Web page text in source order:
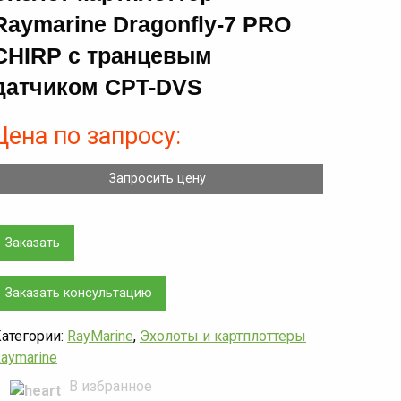
Dragonfly-7 PRO
с транцевым
CPT-DVS
по запросу:
Запросить цену
Заказать
Заказать консультацию
RayMarine, Эхолоты и картплоттеры
В избранное